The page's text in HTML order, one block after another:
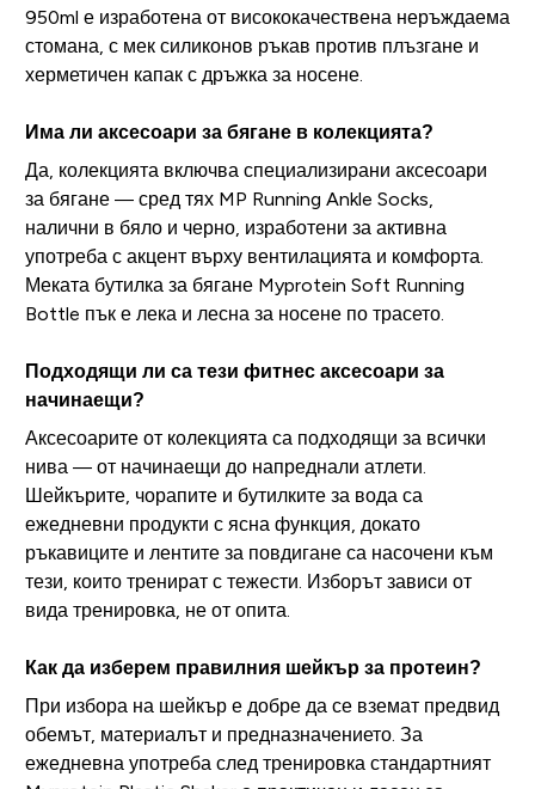
950ml е изработена от висококачествена неръждаема
стомана, с мек силиконов ръкав против плъзгане и
херметичен капак с дръжка за носене.
Има ли аксесоари за бягане в колекцията?
Да, колекцията включва специализирани аксесоари
за бягане — сред тях MP Running Ankle Socks,
налични в бяло и черно, изработени за активна
употреба с акцент върху вентилацията и комфорта.
Меката бутилка за бягане Myprotein Soft Running
Bottle пък е лека и лесна за носене по трасето.
Подходящи ли са тези фитнес аксесоари за
начинаещи?
Аксесоарите от колекцията са подходящи за всички
нива — от начинаещи до напреднали атлети.
Шейкърите, чорапите и бутилките за вода са
ежедневни продукти с ясна функция, докато
ръкавиците и лентите за повдигане са насочени към
тези, които тренират с тежести. Изборът зависи от
вида тренировка, не от опита.
Как да изберем правилния шейкър за протеин?
При избора на шейкър е добре да се вземат предвид
обемът, материалът и предназначението. За
ежедневна употреба след тренировка стандартният